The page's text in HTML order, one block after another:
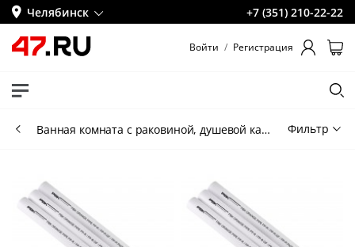
Челябинск +7 (351) 210-22-22
Войти / Регистрация
Ванная комната с раковиной, душевой кабиной и компакт-унитазом Фильтр